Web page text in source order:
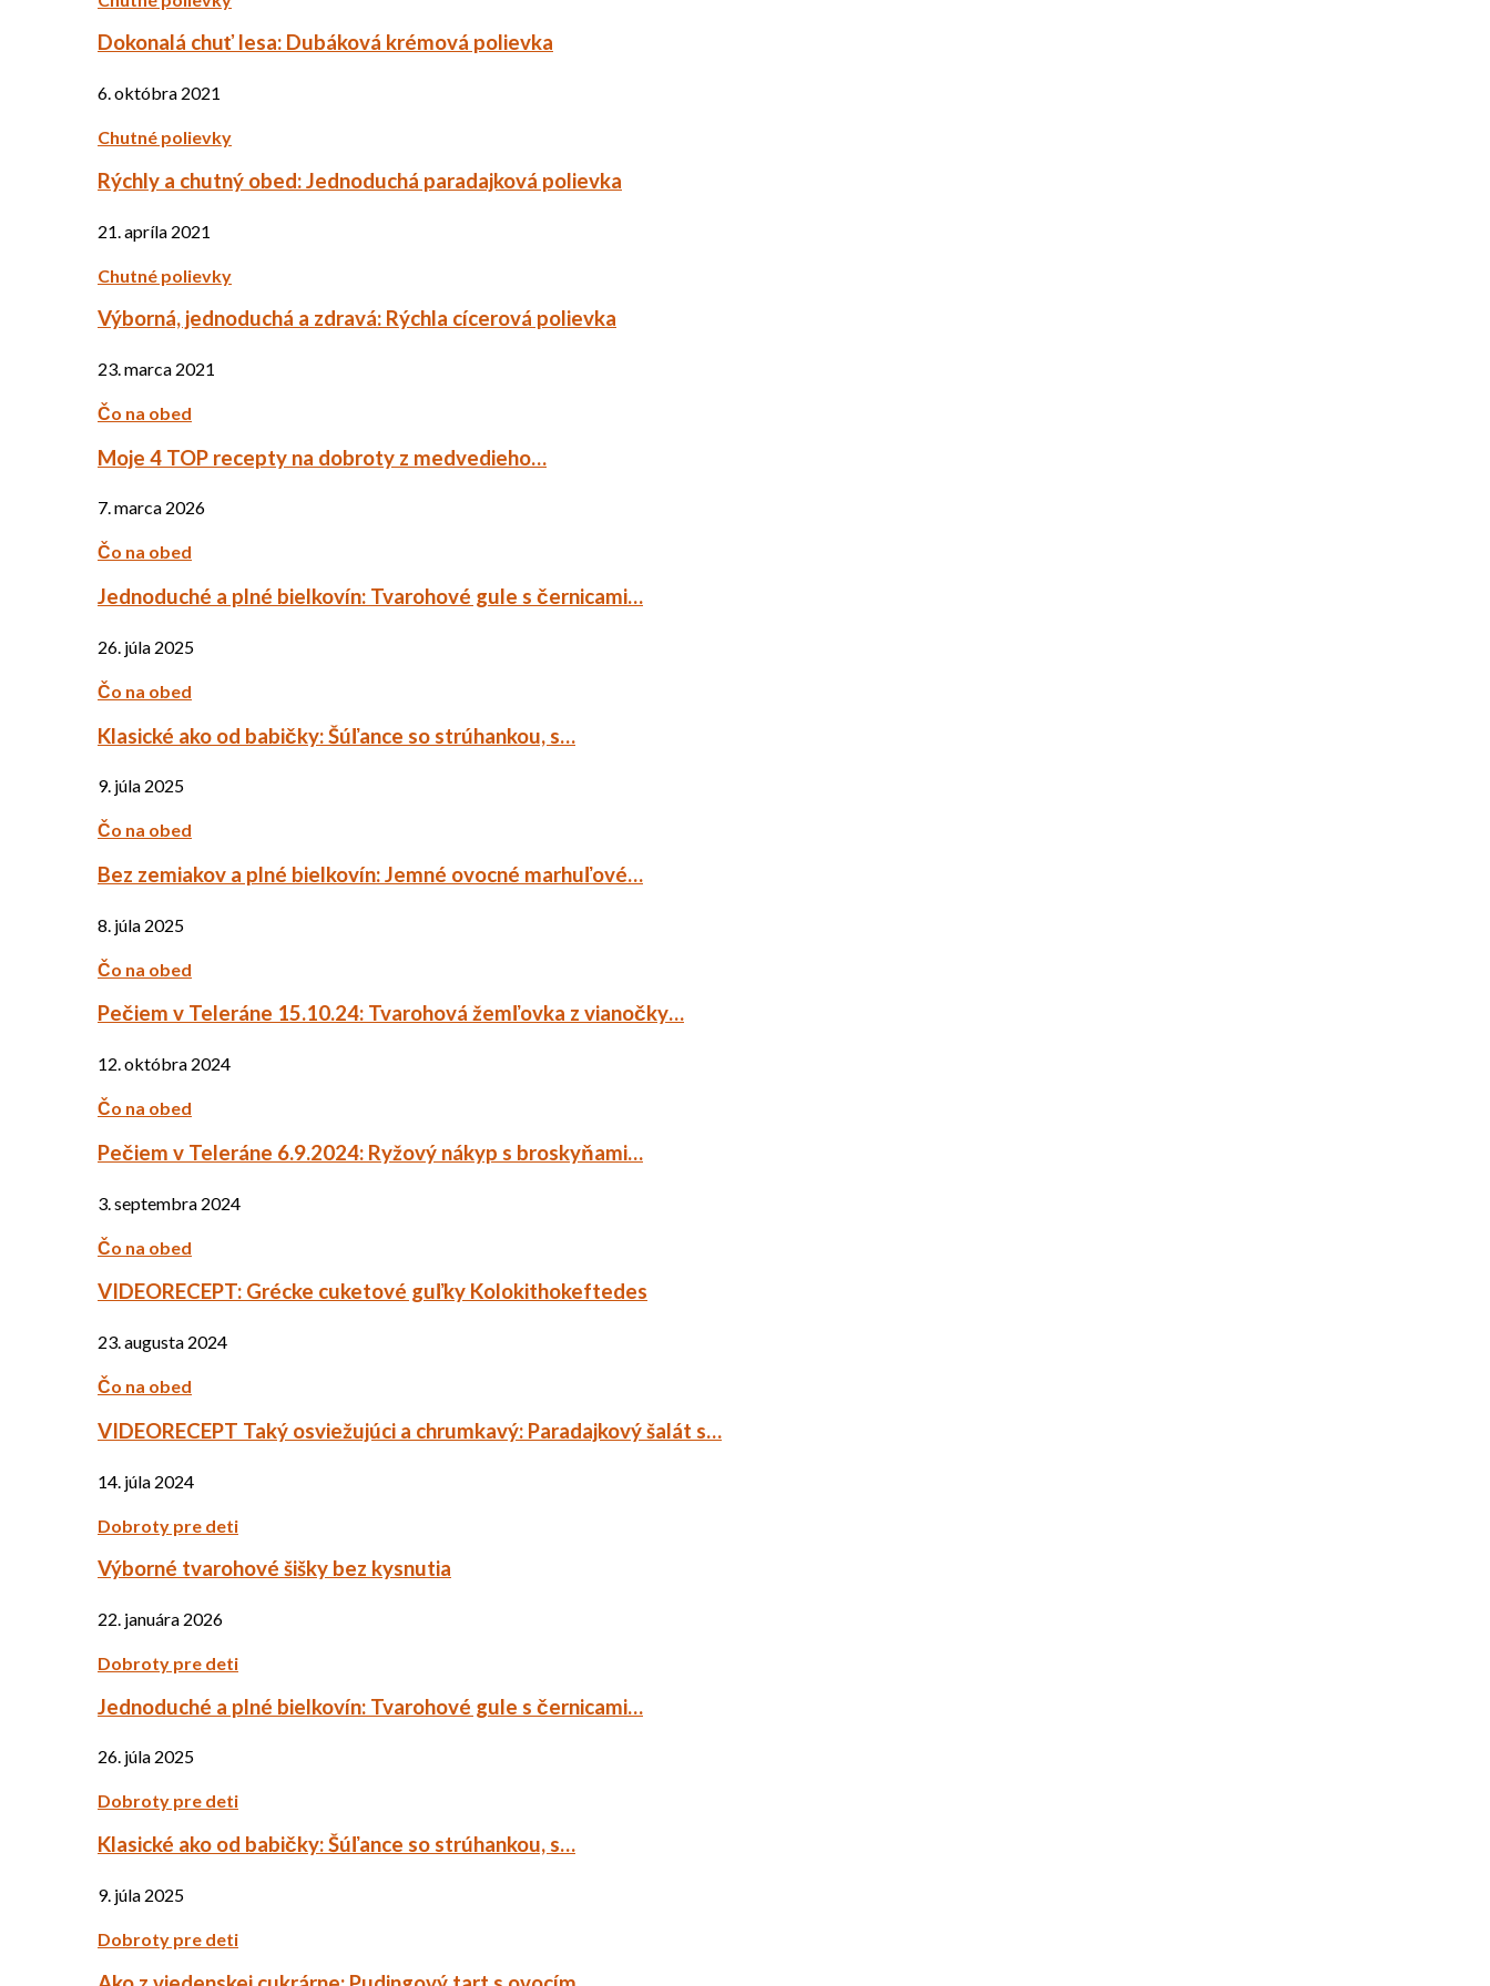
Dokonalá chuť lesa: Dubáková krémová polievka
6. októbra 2021
Chutné polievky
Rýchly a chutný obed: Jednoduchá paradajková polievka
21. apríla 2021
Chutné polievky
Výborná, jednoduchá a zdravá: Rýchla cícerová polievka
23. marca 2021
Čo na obed
Moje 4 TOP recepty na dobroty z medvedieho…
7. marca 2026
Čo na obed
Jednoduché a plné bielkovín: Tvarohové gule s černicami…
26. júla 2025
Čo na obed
Klasické ako od babičky: Šúľance so strúhankou, s…
9. júla 2025
Čo na obed
Bez zemiakov a plné bielkovín: Jemné ovocné marhuľové…
8. júla 2025
Čo na obed
Pečiem v Teleráne 15.10.24: Tvarohová žemľovka z vianočky…
12. októbra 2024
Čo na obed
Pečiem v Teleráne 6.9.2024: Ryžový nákyp s broskyňami…
3. septembra 2024
Čo na obed
VIDEORECEPT: Grécke cuketové guľky Kolokithokeftedes
23. augusta 2024
Čo na obed
VIDEORECEPT Taký osviežujúci a chrumkavý: Paradajkový šalát s…
14. júla 2024
Dobroty pre deti
Výborné tvarohové šišky bez kysnutia
22. januára 2026
Dobroty pre deti
Jednoduché a plné bielkovín: Tvarohové gule s černicami…
26. júla 2025
Dobroty pre deti
Klasické ako od babičky: Šúľance so strúhankou, s…
9. júla 2025
Dobroty pre deti